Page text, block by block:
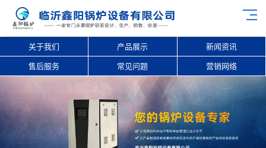
关于我们 产品展示
新闻资讯
售后服务
常见问题 营销网络